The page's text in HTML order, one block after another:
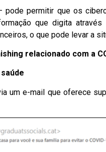
permitir que os
que digita
o que pode levar a
relacionado com a
um e-mail que oferece